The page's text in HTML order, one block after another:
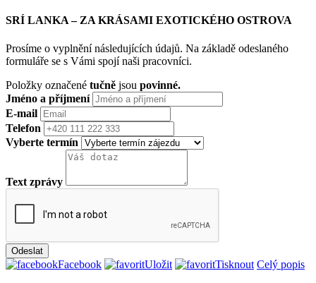
SRÍ LANKA – ZA KRÁSAMI EXOTICKÉHO OSTROVA
Prosíme o vyplnění následujících údajů. Na základě odeslaného
formuláře se s Vámi spojí naši pracovníci.
Položky označené tučně jsou povinné.
Jméno a příjmení
E-mail
Telefon
Vyberte termín
Text zprávy
Facebook Uložit Tisknout Celý popis